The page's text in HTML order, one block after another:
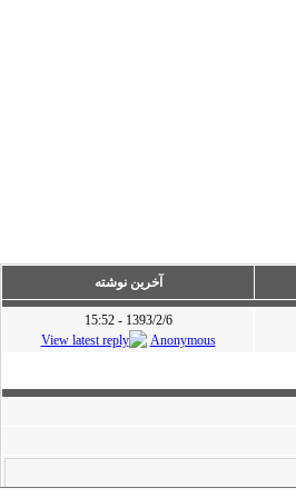
آخرین نوشته
1393/2/6 - 15:52
Anonymous